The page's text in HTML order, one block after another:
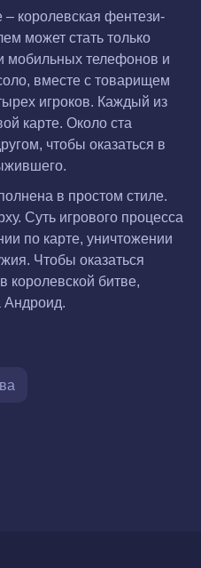
королевская фентези-
может стать только
мобильных телефонов и
вместе с товарищем
игроков. Каждый из
карте. Около ста
чтобы оказаться в
в простом стиле.
Суть игрового процесса
по карте, уничтожении
Чтобы оказаться
битве,
Андроид.